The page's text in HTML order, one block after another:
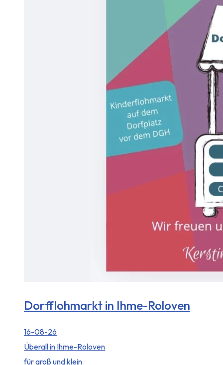
Dorfflohmarkt in Ihme-Roloven
16-08-26
Überall in Ihme-Roloven
für groß und klein